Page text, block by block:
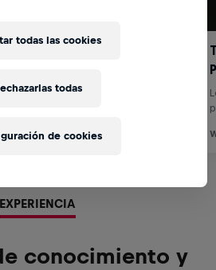
EXPERIENCIA
conocimiento y
todas
todas las cookies
de cookies